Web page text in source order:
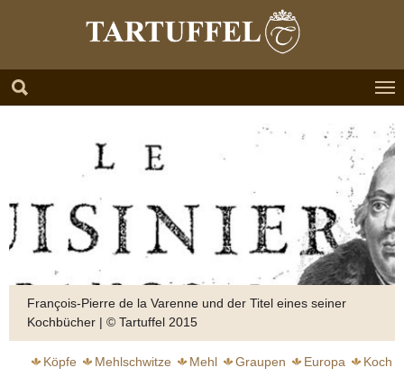
François-Pierre de la Varenne und der Titel eines seiner
Kochbücher | © Tartuffel 2015
Köpfe Mehlschwitze Mehl Graupen Europa
Koch